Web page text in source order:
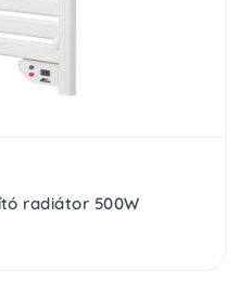
radiátor 500W